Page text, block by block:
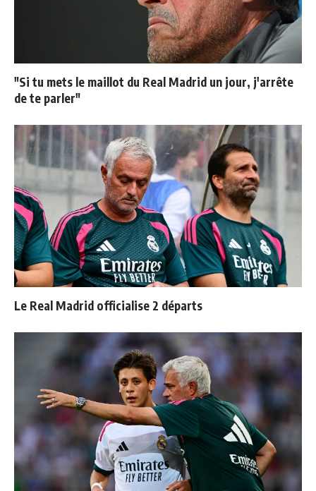
"Si tu mets le maillot du Real Madrid un jour, j'arrête
de te parler"
Le Real Madrid officialise 2 départs